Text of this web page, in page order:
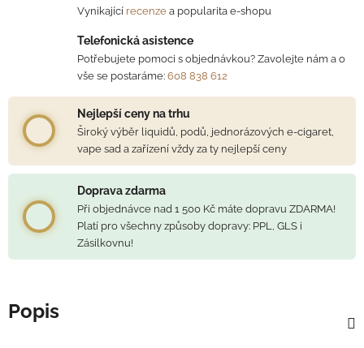
Vynikající recenze a popularita e-shopu
Telefonická asistence
Potřebujete pomoci s objednávkou? Zavolejte nám a o
vše se postaráme: 608 838 612
Nejlepší ceny na trhu
Široký výběr liquidů, podů, jednorázových e-cigaret,
vape sad a zařízení vždy za ty nejlepší ceny
Doprava zdarma
Při objednávce nad 1 500 Kč máte dopravu ZDARMA!
Platí pro všechny způsoby dopravy: PPL, GLS i
Zásilkovnu!
Popis